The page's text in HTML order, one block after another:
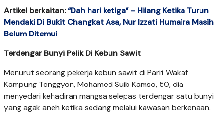
Artikel berkaitan:“Dah hari ketiga” – Hilang Ketika Turun
Mendaki Di Bukit Changkat Asa, Nur Izzati Humaira Masih
Belum Ditemui
Terdengar Bunyi Pelik Di Kebun Sawit
Menurut seorang pekerja kebun sawit di Parit Wakaf
Kampung Tenggyon, Mohamed Suib Kamso, 50, dia
menyedari kehadiran mangsa selepas terdengar satu bunyi
yang agak aneh ketika sedang melalui kawasan berkenaan.